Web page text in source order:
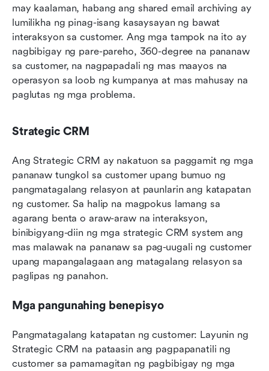
may kaalaman, habang ang shared email archiving ay
lumilikha ng pinag-isang kasaysayan ng bawat
interaksyon sa customer. Ang mga tampok na ito ay
nagbibigay ng pare-pareho, 360-degree na pananaw
sa customer, na nagpapadali ng mas maayos na
operasyon sa loob ng kumpanya at mas mahusay na
paglutas ng mga problema.
Strategic CRM
Ang Strategic CRM ay nakatuon sa paggamit ng mga
pananaw tungkol sa customer upang bumuo ng
pangmatagalang relasyon at paunlarin ang katapatan
ng customer. Sa halip na magpokus lamang sa
agarang benta o araw-araw na interaksyon,
binibigyang-diin ng mga strategic CRM system ang
mas malawak na pananaw sa pag-uugali ng customer
upang mapangalagaan ang matagalang relasyon sa
paglipas ng panahon.
Mga pangunahing benepisyo
Pangmatagalang katapatan ng customer: Layunin ng
Strategic CRM na pataasin ang pagpapanatili ng
customer sa pamamagitan ng pagbibigay ng mga